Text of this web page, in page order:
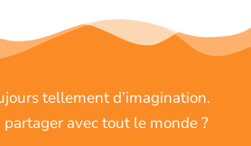
tellement d’imagination.
avec tout le monde ?